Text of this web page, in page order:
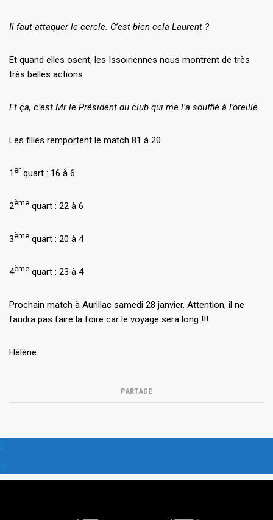
Il faut attaquer le cercle. C’est bien cela Laurent ?
Et quand elles osent, les Issoiriennes nous montrent de très
très belles actions.
Et ça, c’est Mr le Président du club qui me l’a soufflé à l’oreille.
Les filles remportent le match 81 à 20
1er quart : 16 à 6
2ème quart : 22 à 6
3ème quart : 20 à 4
4ème quart : 23 à 4
Prochain match à Aurillac samedi 28 janvier. Attention, il ne
faudra pas faire la foire car le voyage sera long !!!
Hélène
PARTAGE